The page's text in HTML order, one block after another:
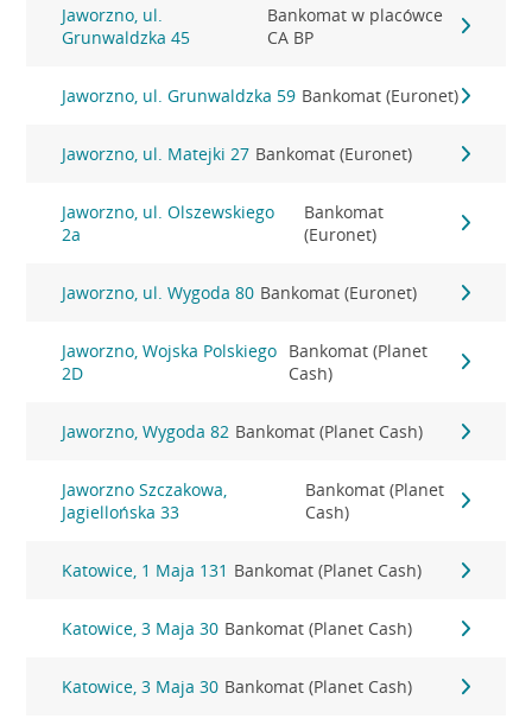
Jaworzno, ul.
Grunwaldzka 45
Bankomat w placówce
CA BP
Jaworzno, ul. Grunwaldzka 59 Bankomat (Euronet)
Jaworzno, ul. Matejki 27 Bankomat (Euronet)
Jaworzno, ul. Olszewskiego
2a
Bankomat
(Euronet)
Jaworzno, ul. Wygoda 80 Bankomat (Euronet)
Jaworzno, Wojska Polskiego
2D
Bankomat (Planet
Cash)
Jaworzno, Wygoda 82 Bankomat (Planet Cash)
Jaworzno Szczakowa,
Jagiellońska 33
Bankomat (Planet
Cash)
Katowice, 1 Maja 131 Bankomat (Planet Cash)
Katowice, 3 Maja 30 Bankomat (Planet Cash)
Katowice, 3 Maja 30 Bankomat (Planet Cash)